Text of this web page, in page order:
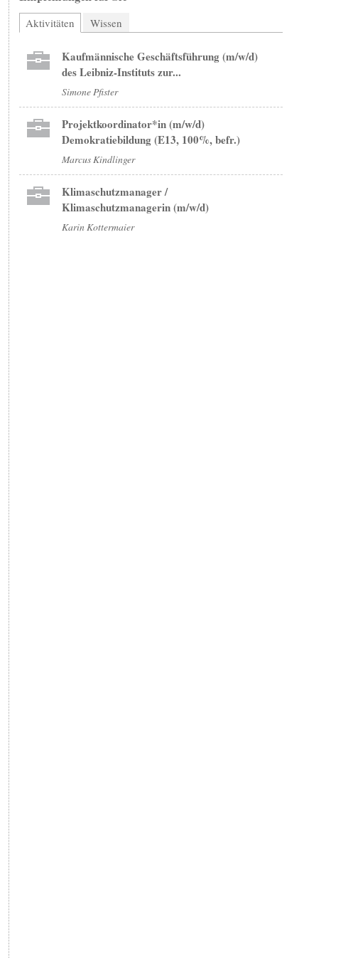
Aktivitäten (aktiver Reiter)
Wissen
Kaufmännische Geschäftsführung (m/w/d)
des Leibniz-Instituts zur...
Simone Pfister
Projektkoordinator*in (m/w/d)
Demokratiebildung (E13, 100%, befr.)
Marcus Kindlinger
Klimaschutzmanager /
Klimaschutzmanagerin (m/w/d)
Karin Kottermaier